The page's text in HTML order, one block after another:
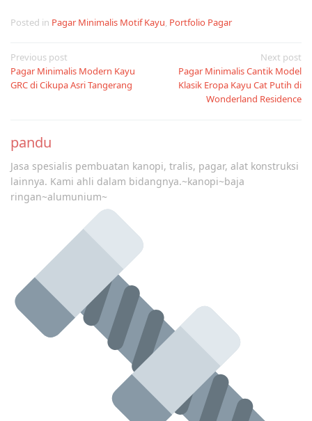
Posted in Pagar Minimalis Motif Kayu Portfolio Pagar
Post
navigation
Previous post
Pagar Minimalis Modern Kayu
GRC di Cikupa Asri Tangerang
Next post
Pagar Minimalis Cantik Model
Klasik Eropa Kayu Cat Putih di
Wonderland Residence
pandu
Jasa spesialis pembuatan kanopi, tralis, pagar, alat konstruksi
lainnya. Kami ahli dalam bidangnya.~kanopi~baja
ringan~alumunium~